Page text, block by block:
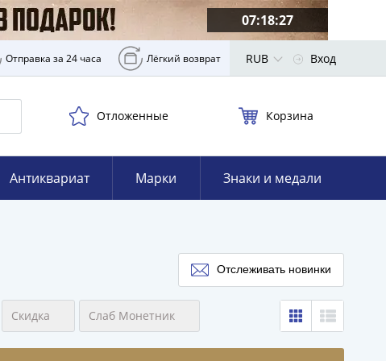
07:18:26
Отправка за 24 часа Лёгкий возврат RUB Вход
Отложенные Корзина
Антиквариат Марки Знаки и медали
Отслеживать новинки
Скидка Слаб Монетник